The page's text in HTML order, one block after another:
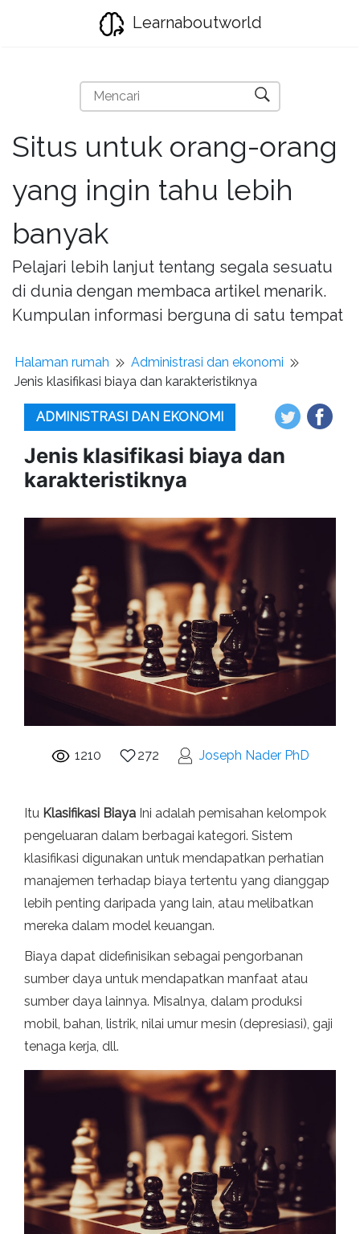
Learnaboutworld
Situs untuk orang-orang
yang ingin tahu lebih
banyak
Pelajari lebih lanjut tentang segala sesuatu
di dunia dengan membaca artikel menarik.
Kumpulan informasi berguna di satu tempat
Halaman rumah
Administrasi dan ekonomi
Jenis klasifikasi biaya dan karakteristiknya
ADMINISTRASI DAN EKONOMI
Jenis klasifikasi biaya dan
karakteristiknya
1210 272 Joseph Nader PhD
Itu Klasifikasi Biaya Ini adalah pemisahan kelompok
pengeluaran dalam berbagai kategori. Sistem
klasifikasi digunakan untuk mendapatkan perhatian
manajemen terhadap biaya tertentu yang dianggap
lebih penting daripada yang lain, atau melibatkan
mereka dalam model keuangan.
Biaya dapat didefinisikan sebagai pengorbanan
sumber daya untuk mendapatkan manfaat atau
sumber daya lainnya. Misalnya, dalam produksi
mobil, bahan, listrik, nilai umur mesin (depresiasi), gaji
tenaga kerja, dll.